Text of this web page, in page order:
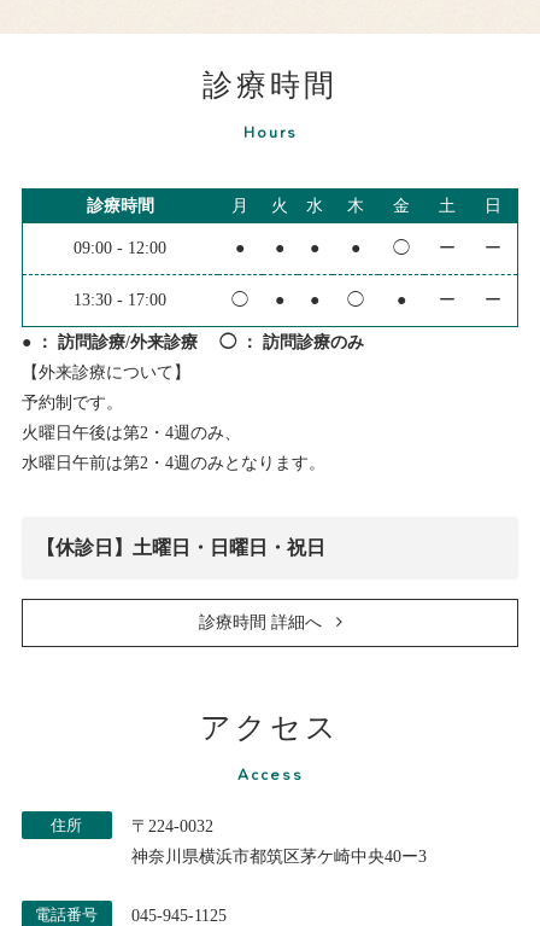
診療時間
Hours
診療時間 月 火 水 木 金 土 日
09:00 - 12:00 ● ● ● ● ◯ ー ー
13:30 - 17:00 ◯ ● ● ◯ ● ー ー
● ： 訪問診療/外来診療 ◯ ： 訪問診療のみ
【外来診療について】
予約制です。
火曜日午後は第2・4週のみ、
水曜日午前は第2・4週のみとなります。
【休診日】土曜日・日曜日・祝日
診療時間 詳細へ
アクセス
Access
住所
〒224-0032
神奈川県横浜市都筑区茅ケ崎中央40ー3
電話番号 045-945-1125